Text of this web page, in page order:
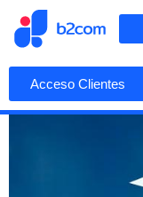
Acceso Clientes